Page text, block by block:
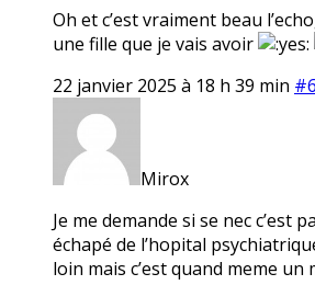
Oh et c’est vraiment beau
une fille que je vais avoir
22 janvier 2025 à 18 h 39 min
Mirox
Je me demande si se nec c’est
échapé de l’hopital
loin mais c’est quand meme un